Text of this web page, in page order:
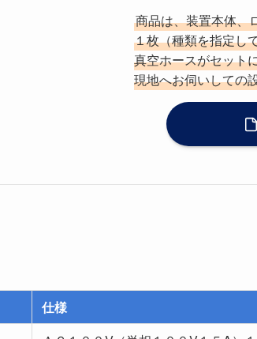
商品は、装置本体、
１枚（種類を指定し
真空ホースがセット
現地へお伺いしての
仕様